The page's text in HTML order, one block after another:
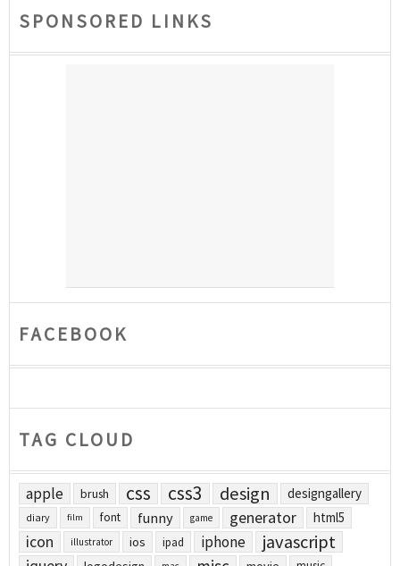
SPONSORED LINKS
FACEBOOK
TAG CLOUD
apple brush css css3 design designgallery
diary film font funny game generator html5
icon illustrator ios ipad iphone javascript